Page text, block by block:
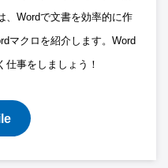
、Wordで文書を効率的に作
マクロを紹介します。Word
仕事をしましょう！